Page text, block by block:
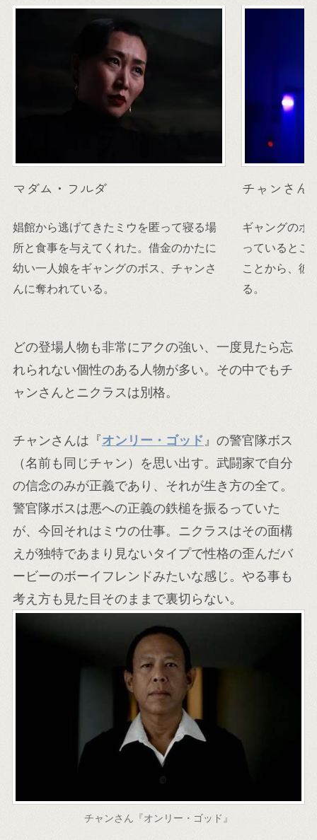
マダム・フルダ
娼館から逃げてきたミウを匿って寝る場
所と食事を与えてくれた。借金のかたに
幼い一人娘をギャングのボス、チャンさ
んに奪われている。
チャンさん
ギャングのボ
っているとこ
ことから、彼
る。
どの登場人物も非常にアクの強い、一度見たら忘
れられない個性のある人物が多い。その中でもチ
ャンさんとニクラスは別格。
チャンさんは『オンリー・ゴッド 』の警官隊ボス
（名前も同じチャン）を思い出す。武闘家で自分
の信念のみが正義であり、それが生き方の全て。
警官隊ボスは悪への正義の鉄槌を振るっていた
が、今回それはミウの仕事。ニクラスはその面構
えが独特であまり見ないタイプで性格の歪んだバ
ービーのボーイフレンドみたいな感じ。やる事も
考え方も見た目そのままで裏切らない。
チャンさん『オンリー・ゴッド』